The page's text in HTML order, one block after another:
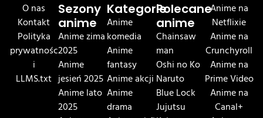
O nas
Kontakt
Polityka
prywatnośc
i
LLMS.txt
Sezony
anime
Anime zima
2025
Anime
jesień 2025
Anime lato
2025
Kategorie
Anime
komedia
Anime
fantasy
Anime akcji
Anime
drama
Polecane
anime
Chainsaw
man
Oshi no Ko
Naruto
Blue Lock
Jujutsu
Anime na
Netflixie
Anime na
Crunchyroll
Anime na
Prime Video
Anime na
Canal+